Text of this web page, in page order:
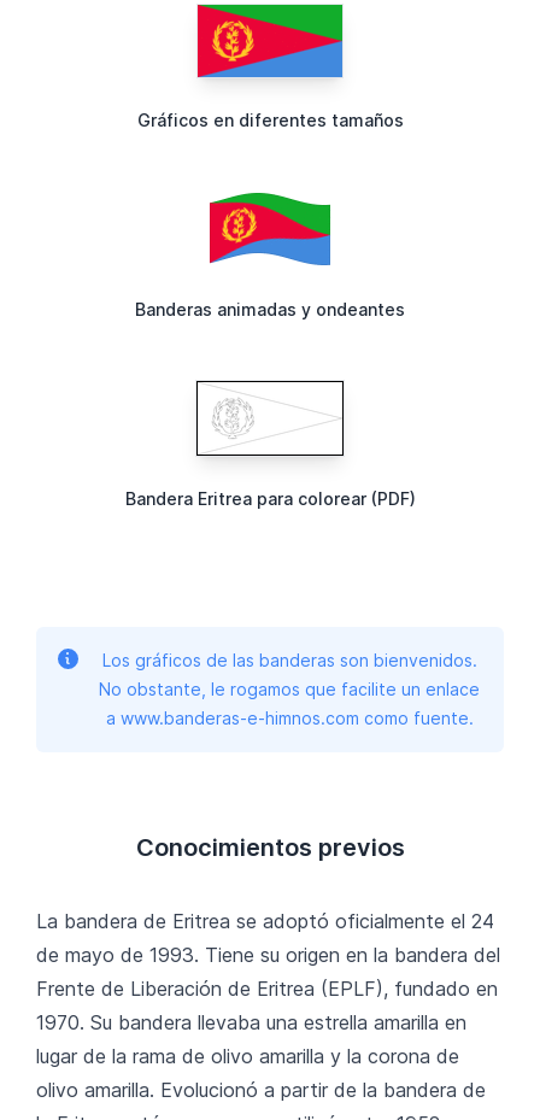
Gráficos en diferentes tamaños
Banderas animadas y ondeantes
Bandera Eritrea para colorear (PDF)
Los gráficos de las banderas son bienvenidos.
No obstante, le rogamos que facilite un enlace
a www.banderas-e-himnos.com como fuente.
Conocimientos previos
La bandera de Eritrea se adoptó oficialmente el 24
de mayo de 1993. Tiene su origen en la bandera del
Frente de Liberación de Eritrea (EPLF), fundado en
1970. Su bandera llevaba una estrella amarilla en
lugar de la rama de olivo amarilla y la corona de
olivo amarilla. Evolucionó a partir de la bandera de